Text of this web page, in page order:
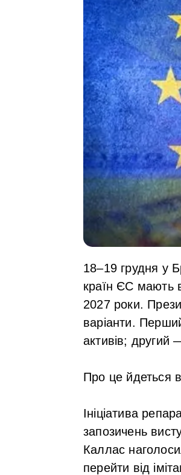
18–19 грудня у
країн ЄС мають
2027 роки.
варіанти.
активів; другий
Про це йдеться
Ініціатива
запозичень
Каллас
перейти від